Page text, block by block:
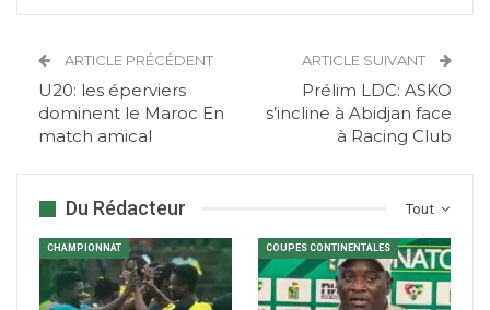
ARTICLE PRÉCÉDENT
U20: les éperviers
dominent le Maroc En
match amical
ARTICLE SUIVANT
Prélim LDC: ASKO
s’incline à Abidjan face
à Racing Club
Tout
Du Rédacteur
CHAMPIONNAT COUPES CONTINENTALES